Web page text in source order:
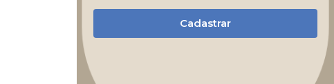
Cadastrar